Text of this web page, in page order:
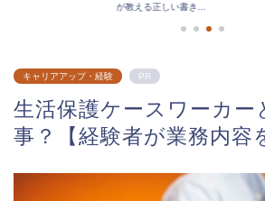
が教える正しい書き...
キャリアアップ・経験 PR
生活保護ケースワーカー
事？【経験者が業務内容